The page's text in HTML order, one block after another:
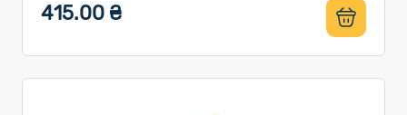
415.00 ₴